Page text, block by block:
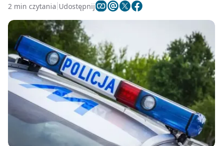
2 min czytania Udostępnij